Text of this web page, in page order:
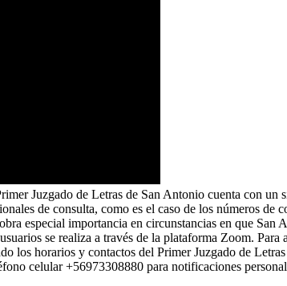
Juzgado de Letras de San Antonio cuenta con
de consulta, como es el caso de los números
especial importancia en circunstancias en que
se realiza a través de la plataforma Zoom.
los horarios y contactos del Primer Juzgado de
celular +56973308880 para notificaciones